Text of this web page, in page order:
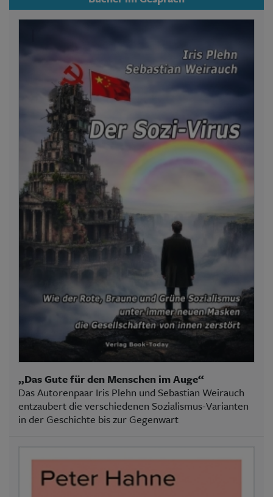
„Das Gute für den Menschen im Auge“
Das Autorenpaar Iris Plehn und Sebastian Weirauch
entzaubert die verschiedenen Sozialismus-Varianten
in der Geschichte bis zur Gegenwart